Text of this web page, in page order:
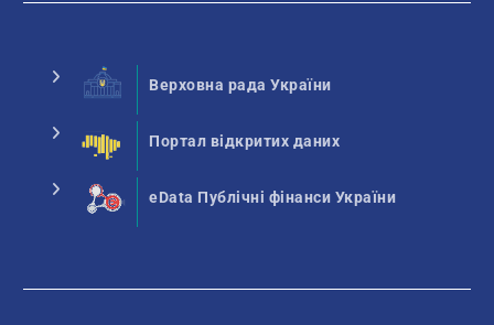
Верховна рада України
Портал відкритих даних
eData Публічні фінанси України